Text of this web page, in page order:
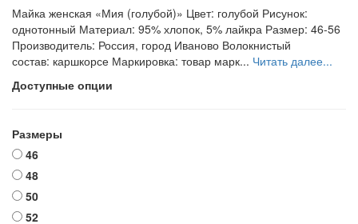
Майка женская «Мия (голубой)» Цвет: голубой Рисунок:
однотонный Материал: 95% хлопок, 5% лайкра Размер: 46-56
Производитель: Россия, город Иваново Волокнистый
состав: каршкорсе Маркировка: товар марк... Читать далее...
Доступные опции
Размеры
46
48
50
52